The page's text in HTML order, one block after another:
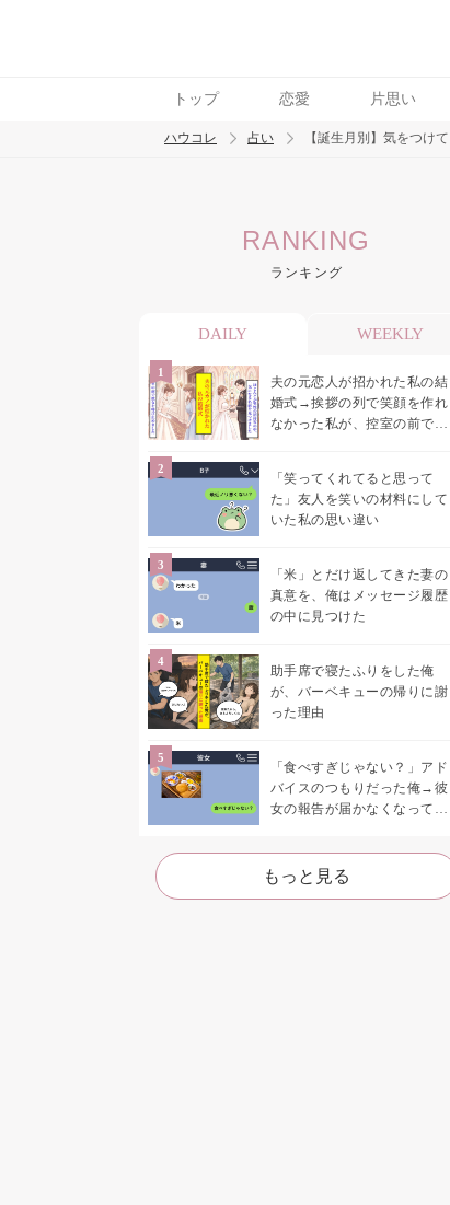
トップ 恋愛 片思い
トレンド ワード
ハウコレ 占い 【誕生月別】気をつけ
RANKING
ランキング
DAILY WEEKLY
夫の元恋人が招かれた私の結
婚式→挨拶の列で笑顔を作れ
なかった私が、控室の前で彼
「笑ってくれてると思って
た」友人を笑いの材料にして
いた私の思い違い
「米」とだけ返してきた妻の
真意を、俺はメッセージ履歴
の中に見つけた
助手席で寝たふりをした俺
が、バーベキューの帰りに謝
った理由
「食べすぎじゃない？」アド
バイスのつもりだった俺→彼
女の報告が届かなくなって、
た
もっと見る